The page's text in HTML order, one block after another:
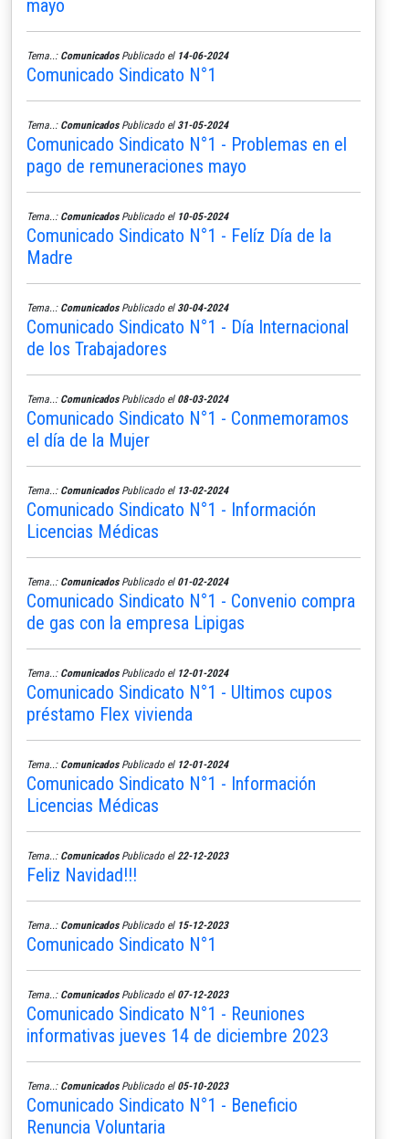
mayo
Tema..: ComunicadosPublicado el 14-06-2024
Comunicado Sindicato N°1
Tema..: ComunicadosPublicado el 31-05-2024
Comunicado Sindicato N°1 - Problemas en el
pago de remuneraciones mayo
Tema..: ComunicadosPublicado el 10-05-2024
Comunicado Sindicato N°1 - Felíz Día de la
Madre
Tema..: ComunicadosPublicado el 30-04-2024
Comunicado Sindicato N°1 - Día Internacional
de los Trabajadores
Tema..: ComunicadosPublicado el 08-03-2024
Comunicado Sindicato N°1 - Conmemoramos
el día de la Mujer
Tema..: ComunicadosPublicado el 13-02-2024
Comunicado Sindicato N°1 - Información
Licencias Médicas
Tema..: ComunicadosPublicado el 01-02-2024
Comunicado Sindicato N°1 - Convenio compra
de gas con la empresa Lipigas
Tema..: ComunicadosPublicado el 12-01-2024
Comunicado Sindicato N°1 - Ultimos cupos
préstamo Flex vivienda
Tema..: ComunicadosPublicado el 12-01-2024
Comunicado Sindicato N°1 - Información
Licencias Médicas
Tema..: ComunicadosPublicado el 22-12-2023
Feliz Navidad!!!
Tema..: ComunicadosPublicado el 15-12-2023
Comunicado Sindicato N°1
Tema..: ComunicadosPublicado el 07-12-2023
Comunicado Sindicato N°1 - Reuniones
informativas jueves 14 de diciembre 2023
Tema..: ComunicadosPublicado el 05-10-2023
Comunicado Sindicato N°1 - Beneficio
Renuncia Voluntaria